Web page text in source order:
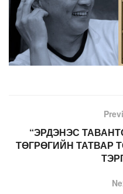
“ЭРДЭНЭС
ТӨГРӨГИЙН ТАТВАР